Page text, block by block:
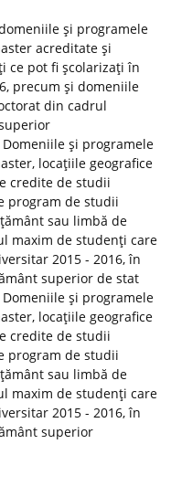
şi programele
acreditate şi
ce pot fi şcolarizaţi în
precum şi domeniile
din cadrul
Domeniile şi programele
locaţiile geografice
credite de studii
program de studii
sau limbă de
maxim de studenţi care
2015 - 2016, în
superior de stat
Domeniile şi programele
locaţiile geografice
credite de studii
program de studii
sau limbă de
maxim de studenţi care
2015 - 2016, în
superior